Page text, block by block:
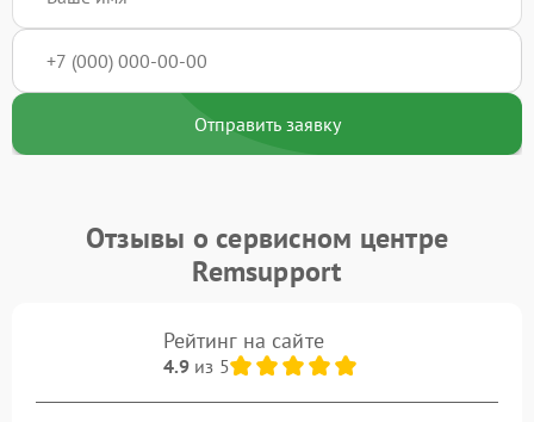
Отправить заявку
Отзывы о сервисном центре
Remsupport
Рейтинг на сайте
4.9из 5